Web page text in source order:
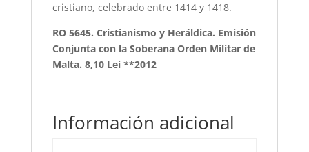
cristiano, celebrado entre 1414 y 1418.
RO 5645. Cristianismo y Heráldica. Emisión
Conjunta con la Soberana Orden Militar de
Malta. 8,10 Lei **2012
Información adicional